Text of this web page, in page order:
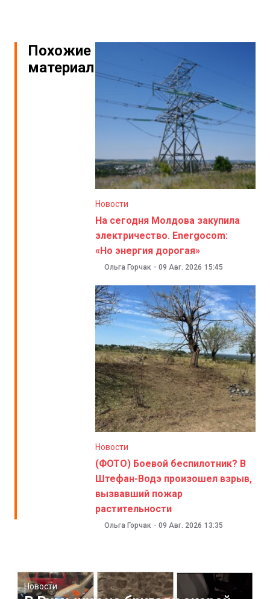
Похожие
материалы
Новости
На сегодня Молдова закупила
электричество. Energocom:
«Но энергия дорогая»
Ольга Горчак - 09 Авг. 2026 15:45
Новости
(ФОТО) Боевой беспилотник? В
Штефан-Водэ произошел взрыв,
вызвавший пожар
растительности
Ольга Горчак - 09 Авг. 2026 13:35
Новости